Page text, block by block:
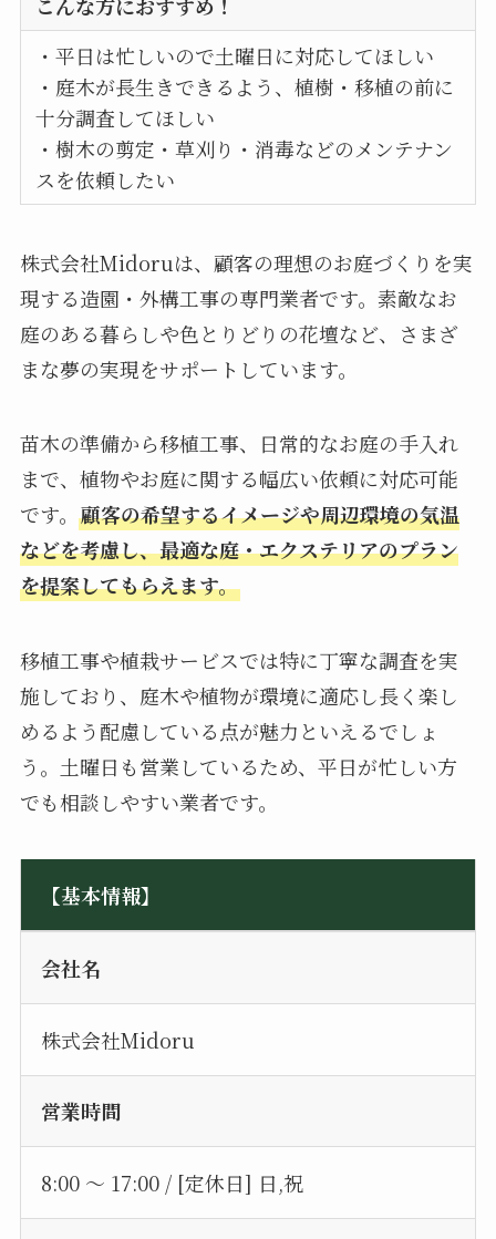
・平日は忙しいので土曜日に対応してほしい
・庭木が長生きできるよう、植樹・移植の前に
十分調査してほしい
・樹木の剪定・草刈り・消毒などのメンテナン
スを依頼したい
株式会社Midoruは、顧客の理想のお庭づくりを実
現する造園・外構工事の専門業者です。素敵なお
庭のある暮らしや色とりどりの花壇など、さまざ
まな夢の実現をサポートしています。
苗木の準備から移植工事、日常的なお庭の手入れ
まで、植物やお庭に関する幅広い依頼に対応可能
です。 顧客の希望するイメージや周辺環境の気温
などを考慮し、最適な庭・エクステリアのプラン
を提案してもらえます。
移植工事や植栽サービスでは特に丁寧な調査を実
施しており、庭木や植物が環境に適応し長く楽し
めるよう配慮している点が魅力といえるでしょ
う。土曜日も営業しているため、平日が忙しい方
でも相談しやすい業者です。
【基本情報】
会社名
株式会社Midoru
営業時間
8:00 〜 17:00 / [定休日] 日,祝